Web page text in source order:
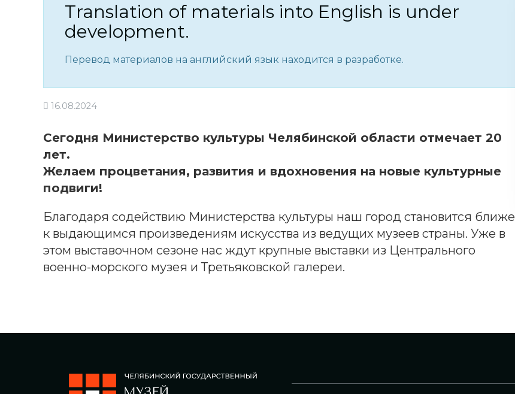
Translation of materials into English is under
development.
Перевод материалов на английский язык находится в разработке.
16.08.2024
Сегодня Министерство культуры Челябинской области отмечает 20
лет.
Желаем процветания, развития и вдохновения на новые культурные
подвиги!
Благодаря содействию Министерства культуры наш город становится ближе
к выдающимся произведениям искусства из ведущих музеев страны. Уже в
этом выставочном сезоне нас ждут крупные выставки из Центрального
военно-морского музея и Третьяковской галереи.